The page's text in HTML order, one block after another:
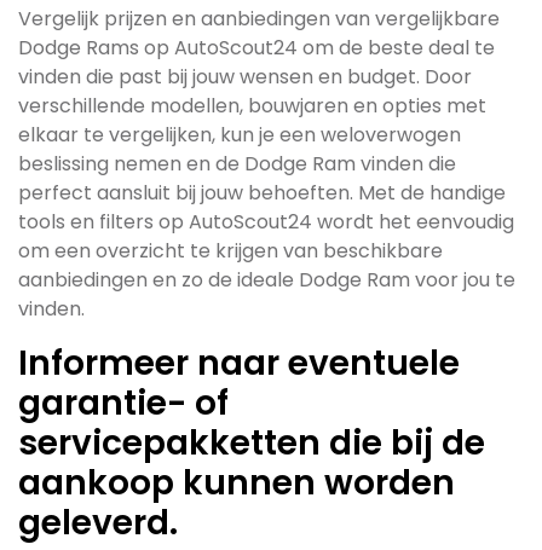
Vergelijk prijzen en aanbiedingen van vergelijkbare
Dodge Rams op AutoScout24 om de beste deal te
vinden die past bij jouw wensen en budget. Door
verschillende modellen, bouwjaren en opties met
elkaar te vergelijken, kun je een weloverwogen
beslissing nemen en de Dodge Ram vinden die
perfect aansluit bij jouw behoeften. Met de handige
tools en filters op AutoScout24 wordt het eenvoudig
om een overzicht te krijgen van beschikbare
aanbiedingen en zo de ideale Dodge Ram voor jou te
vinden.
Informeer naar eventuele
garantie- of
servicepakketten die bij de
aankoop kunnen worden
geleverd.